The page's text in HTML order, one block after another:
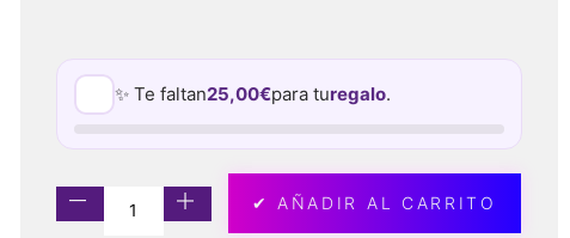
✨ Te faltan25,00€para turegalo.
✔ AÑADIR AL CARRITO